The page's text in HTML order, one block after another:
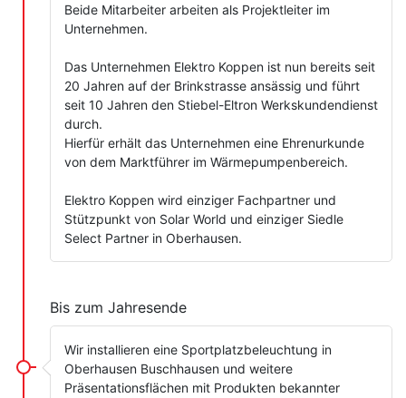
Beide Mitarbeiter arbeiten als Projektleiter im
Unternehmen.
Das Unternehmen Elektro Koppen ist nun bereits seit
20 Jahren auf der Brinkstrasse ansässig und führt
seit 10 Jahren den Stiebel-Eltron Werkskundendienst
durch.
Hierfür erhält das Unternehmen eine Ehrenurkunde
von dem Marktführer im Wärmepumpenbereich.
Elektro Koppen wird einziger Fachpartner und
Stützpunkt von Solar World und einziger Siedle
Select Partner in Oberhausen.
Bis zum Jahresende
Wir installieren eine Sportplatzbeleuchtung in
Oberhausen Buschhausen und weitere
Präsentationsflächen mit Produkten bekannter